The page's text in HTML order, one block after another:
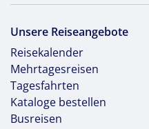
Unsere Reiseangebote
Reisekalender
Mehrtagesreisen
Tagesfahrten
Kataloge bestellen
Busreisen